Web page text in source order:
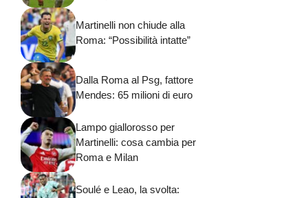
Martinelli non chiude alla
Roma: “Possibilità intatte”
Dalla Roma al Psg, fattore
Mendes: 65 milioni di euro
Lampo giallorosso per
Martinelli: cosa cambia per
Roma e Milan
Soulé e Leao, la svolta: